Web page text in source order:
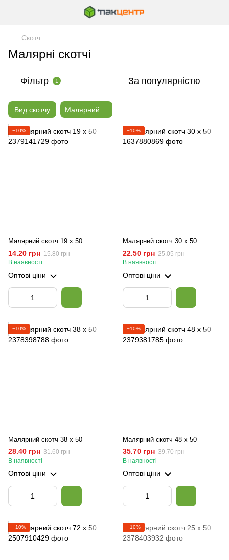
Скотч
Малярні скотчі
Фільтр 1 За популярністю
Вид скотчу Малярний
−10%
Малярний скотч 19 х 50
14.20 грн 15.80 грн
В наявності
Оптові ціни
−10%
Малярний скотч 30 х 50
22.50 грн 25.05 грн
В наявності
Оптові ціни
−10%
Малярний скотч 38 х 50
28.40 грн 31.60 грн
В наявності
Оптові ціни
−10%
Малярний скотч 48 х 50
35.70 грн 39.70 грн
В наявності
Оптові ціни
−10% −10%